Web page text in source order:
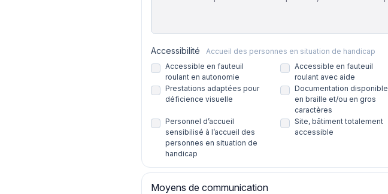
Accessibilité
Accueil des personnes en situation de handicap
Accessible en fauteuil
roulant en autonomie
Accessible en fauteuil
roulant avec aide
Prestations adaptées pour
déficience visuelle
Documentation disponible
en braille et/ou en gros
caractères
Personnel d’accueil
sensibilisé à l’accueil des
personnes en situation de
handicap
Site, bâtiment totalement
accessible
Moyens de communication